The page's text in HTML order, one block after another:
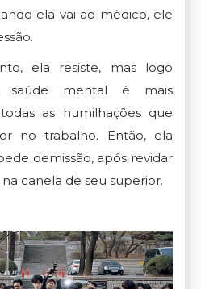
ela vai ao médico, ele
ela resiste, mas logo
saúde mental é mais
as humilhações que
no trabalho. Então, ela
demissão, após revidar
canela de seu superior.